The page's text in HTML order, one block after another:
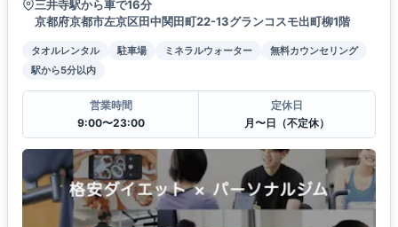
三井寺駅から車で16分
京都府京都市左京区田中関田町22-13グランコスモ出町柳1階
タオルレンタル 駐車場 ミネラルウォーター
無料カウンセリング
駅から5分以内
営業時間
9:00〜23:00
定休日
月〜日（不定休）